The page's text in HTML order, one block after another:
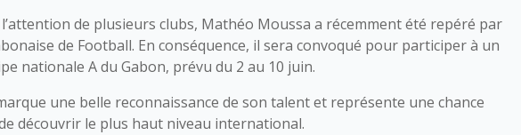
l’attention de plusieurs clubs, Mathéo Moussa a récemment été repéré par
de Football. En conséquence, il sera convoqué pour participer à un
nationale A du Gabon, prévu du 2 au 10 juin.
une belle reconnaissance de son talent et représente une chance
découvrir le plus haut niveau international.